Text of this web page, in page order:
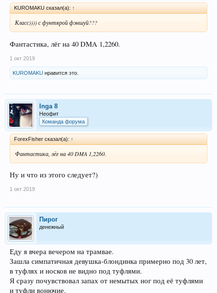
KUROMAKU сказал(а): ↑
Класс)))) с фунтярой фэншуй???
Фантастика, лёг на 40 DMA 1,2260.
1 окт 2019
KUROMAKU нравится это.
Inga 8
Неофит
Команда форума
ForexFisher сказал(а): ↑
Фантастика, лёг на 40 DMA 1,2260.
Ну и что из этого следует?)
1 окт 2019
Пирог
денежный
Еду я вчера вечером на трамвае.
Зашла симпатичная девушка-блондинка примерно под 30 лет,
в туфлях и носков не видно под туфлями.
Я сразу почувствовал запах от немытых ног под её туфлями
и туфли вонючие.